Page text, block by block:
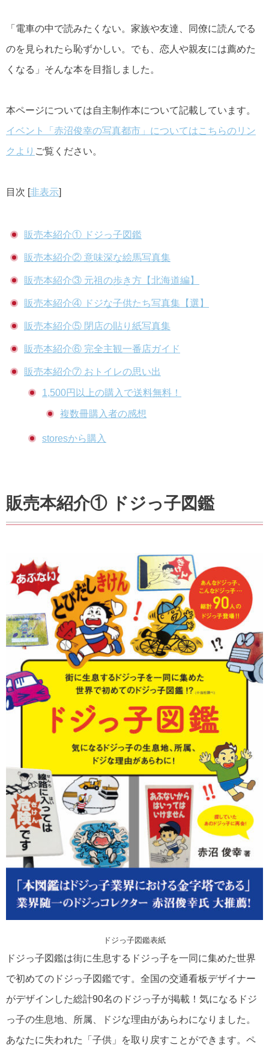
「電車の中で読みたくない。家族や友達、同僚に読んでる
のを見られたら恥ずかしい。でも、恋人や親友には薦めた
くなる」そんな本を目指しました。
本ページについては自主制作本について記載しています。
イベント「赤沼俊幸の写真都市」についてはこちらのリン
クより ご覧ください。
目次 非表示
販売本紹介① ドジっ子図鑑
販売本紹介② 意味深な絵馬写真集
販売本紹介③ 元祖の歩き方【北海道編】
販売本紹介④ ドジな子供たち写真集【選】
販売本紹介⑤ 閉店の貼り紙写真集
販売本紹介⑥ 完全主観一番店ガイド
販売本紹介⑦ おトイレの思い出
1,500円以上の購入で送料無料！
複数冊購入者の感想
storesから購入
販売本紹介① ドジっ子図鑑
ドジっ子図鑑表紙
ドジっ子図鑑は街に生息するドジっ子を一同に集めた世界
で初めてのドジっ子図鑑です。全国の交通看板デザイナー
がデザインした総計90名のドジっ子が掲載！気になるドジ
っ子の生息地、所属、ドジな理由があらわになりました。
あなたに失われた「子供」を取り戻すことができます。ペ